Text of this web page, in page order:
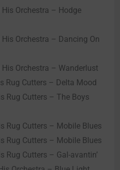
Orchestra – Hodge
Orchestra – Dancing On
Orchestra – Wanderlust
Rug Cutters – Delta Mood
Rug Cutters – The Boys
Rug Cutters – Mobile Blues
Rug Cutters – Mobile Blues
Rug Cutters – Gal-avantin’